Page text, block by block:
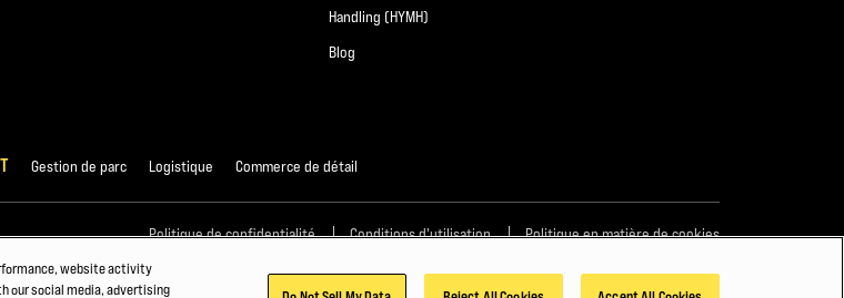
Handling (HYMH)
Blog
Gestion de parc Logistique Commerce de détail
Politique de confidentialité Conditions d'utilisation
Politique en matière de cookies
website activity
our social media, advertising